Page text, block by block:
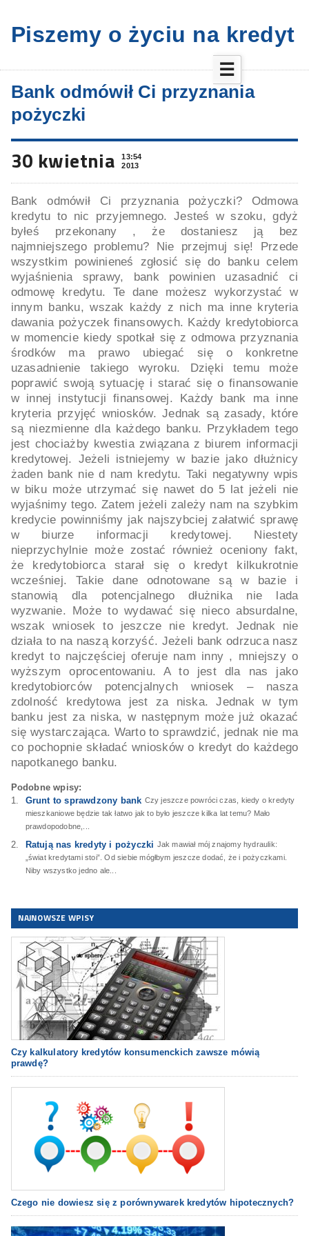
Piszemy o życiu na kredyt
☰
Bank odmówił Ci przyznania
pożyczki
30 kwietnia
13:54
2013
Bank odmówił Ci przyznania pożyczki? Odmowa
kredytu to nic przyjemnego. Jesteś w szoku, gdyż
byłeś przekonany , że dostaniesz ją bez
najmniejszego problemu? Nie przejmuj się! Przede
wszystkim powinieneś zgłosić się do banku celem
wyjaśnienia sprawy, bank powinien uzasadnić ci
odmowę kredytu. Te dane możesz wykorzystać w
innym banku, wszak każdy z nich ma inne kryteria
dawania pożyczek finansowych. Każdy kredytobiorca
w momencie kiedy spotkał się z odmowa przyznania
środków ma prawo ubiegać się o konkretne
uzasadnienie takiego wyroku. Dzięki temu może
poprawić swoją sytuację i starać się o finansowanie
w innej instytucji finansowej. Każdy bank ma inne
kryteria przyjęć wniosków. Jednak są zasady, które
są niezmienne dla każdego banku. Przykładem tego
jest chociażby kwestia związana z biurem informacji
kredytowej. Jeżeli istniejemy w bazie jako dłużnicy
żaden bank nie d nam kredytu. Taki negatywny wpis
w biku może utrzymać się nawet do 5 lat jeżeli nie
wyjaśnimy tego. Zatem jeżeli zależy nam na szybkim
kredycie powinniśmy jak najszybciej załatwić sprawę
w biurze informacji kredytowej. Niestety
nieprzychylnie może zostać również oceniony fakt,
że kredytobiorca starał się o kredyt kilkukrotnie
wcześniej. Takie dane odnotowane są w bazie i
stanowią dla potencjalnego dłużnika nie lada
wyzwanie. Może to wydawać się nieco absurdalne,
wszak wniosek to jeszcze nie kredyt. Jednak nie
działa to na naszą korzyść. Jeżeli bank odrzuca nasz
kredyt to najczęściej oferuje nam inny , mniejszy o
wyższym oprocentowaniu. A to jest dla nas jako
kredytobiorców potencjalnych wniosek – nasza
zdolność kredytowa jest za niska. Jednak w tym
banku jest za niska, w następnym może już okazać
się wystarczająca. Warto to sprawdzić, jednak nie ma
co pochopnie składać wniosków o kredyt do każdego
napotkanego banku.
Podobne wpisy:
Grunt to sprawdzony bank Czy jeszcze powróci czas, kiedy o kredyty
mieszkaniowe będzie tak łatwo jak to było jeszcze kilka lat temu? Mało
prawdopodobne,...
Ratują nas kredyty i pożyczki Jak mawiał mój znajomy hydraulik:
„świat kredytami stoi”. Od siebie mógłbym jeszcze dodać, że i pożyczkami.
Niby wszystko jedno ale...
NAJNOWSZE WPISY
Czy kalkulatory kredytów konsumenckich zawsze mówią
prawdę?
Czego nie dowiesz się z porównywarek kredytów hipotecznych?